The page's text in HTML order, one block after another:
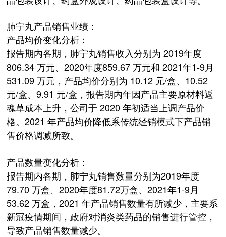
肺宁丸产品销售业绩：
产品均价变化分析：
报告期内各期，肺宁丸销售收入分别为 2019年度
806.34 万元、2020年度859.67 万元和 2021年1-9月
531.09 万元，产品均价分别为 10.12 元/盒、10.52
元/盒、9.91 元/盒，报告期内年因产品主要原材料返
魂草成本上升，公司于 2020 年初适当上调产品价
格。2021 年产品均价降低系传统经销模式下产品销
售价格调减所致。
产品数量变化分析：
报告期内各期，肺宁丸销售数量分别为2019年度
79.70 万盒、2020年度81.72万盒、2021年1-9月
53.62 万盒，2021 年产品销售数量有所减少，主要系
新冠疫情期间，政府对消炎类药品的销售进行管控，
导致产品销售数量减少。